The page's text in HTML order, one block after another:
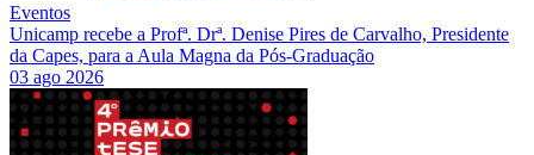
Eventos
Unicamp recebe a Profª. Drª. Denise Pires de Carvalho, Presidente
da Capes, para a Aula Magna da Pós-Graduação
03 ago 2026